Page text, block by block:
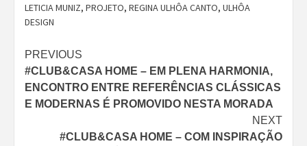
LETICIA MUNIZ, PROJETO, REGINA ULHÔA CANTO, ULHÔA
DESIGN
Continue
Reading
PREVIOUS
#CLUB&CASA HOME – EM PLENA HARMONIA,
ENCONTRO ENTRE REFERÊNCIAS CLÁSSICAS
E MODERNAS É PROMOVIDO NESTA MORADA
NEXT
#CLUB&CASA HOME – COM INSPIRAÇÃO